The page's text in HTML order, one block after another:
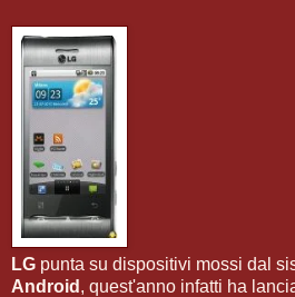
LG punta su dispositivi mossi dal
Android , quest'anno infatti ha